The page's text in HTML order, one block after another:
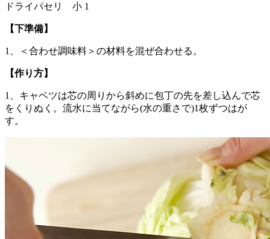
ドライパセリ 小 1
【下準備】
1、＜合わせ調味料＞の材料を混ぜ合わせる。
【作り方】
1、キャベツは芯の周りから斜めに包丁の先を差し込んで芯
をくりぬく。流水に当てながら(水の重さで)1枚ずつはが
す。